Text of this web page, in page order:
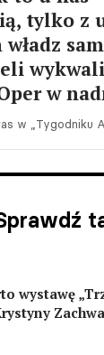
tylko z
w
w „Tygodniku
wystawę